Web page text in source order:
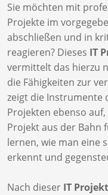
Sie möchten mit
Projekte im
abschließen und in
reagieren? Dieses IT
vermittelt das hierzu
die Fähigkeiten zur
zeigt die Instrumente
Projekten ebenso
Projekt aus der Bahn
lernen, wie man eine
erkennt und
Nach dieser IT